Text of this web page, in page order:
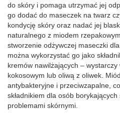
do skóry i pomaga utrzymać jej
go dodać do maseczek na twarz
kondycję skóry oraz nadać jej
naturalnego z miodem
stworzenie odżywczej maseczki
można wykorzystać go jako
kremów nawilżających –
kokosowym lub oliwą z oliwek.
antybakteryjne i przeciwzapalne,
składnikiem dla osób
problemami skórnymi.